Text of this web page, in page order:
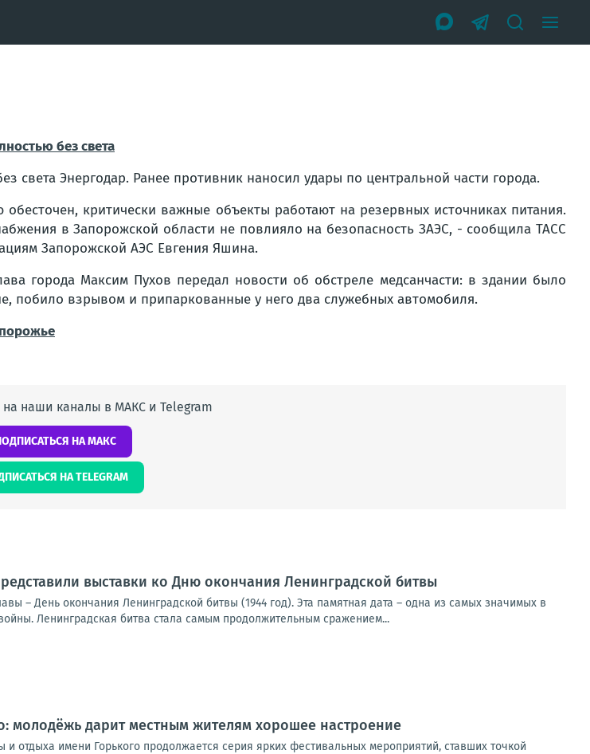
без света
света Энергодар. Ранее противник наносил удары по центральной части города.
обесточен, критически важные объекты работают на резервных источниках питания.
в Запорожской области не повлияло на безопасность ЗАЭС, - сообщила ТАСС
Запорожской АЭС Евгения Яшина.
города Максим Пухов передал новости об обстреле медсанчасти: в здании было
побило взрывом и припаркованные у него два служебных автомобиля.
наши каналы в МАКС и Telegram
НА МАКС
НА TELEGRAM
выставки ко Дню окончания Ленинградской битвы
– День окончания Ленинградской битвы (1944 год). Эта памятная дата – одна из самых значимых в
Ленинградская битва стала самым продолжительным сражением...
молодёжь дарит местным жителям хорошее настроение
отдыха имени Горького продолжается серия ярких фестивальных мероприятий, ставших точкой